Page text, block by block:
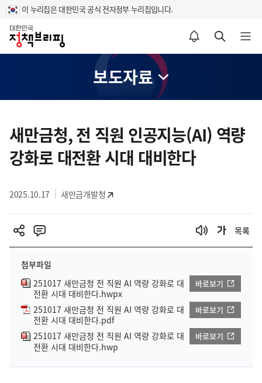
이 누리집은 대한민국 공식 전자정부 누리집입니다.
홈
알림설정 바로가기 검색 바로가기 메뉴 열기
보도자료
츠
영
새만금청, 전 직원 인공지능(AI) 역량
강화로 대전환 시대 대비한다
2025.10.17 새만금개발청
목록
첨부파일
251017 새만금청 전 직원 AI 역량 강화로 대
전환 시대 대비한다.hwpx
바로보기
251017 새만금청 전 직원 AI 역량 강화로 대
전환 시대 대비한다.pdf
바로보기
251017 새만금청 전 직원 AI 역량 강화로 대
전환 시대 대비한다.hwp
바로보기